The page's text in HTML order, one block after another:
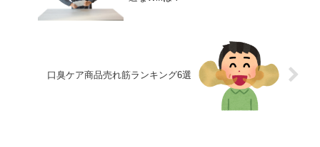
口臭ケア商品売れ筋ランキング6選